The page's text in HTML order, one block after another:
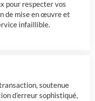
pour respecter vos
de mise en œuvre et
infaillible.
soutenue
d’erreur sophistiqué,